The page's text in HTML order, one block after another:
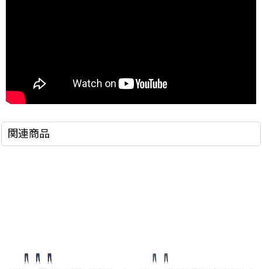
関連商品